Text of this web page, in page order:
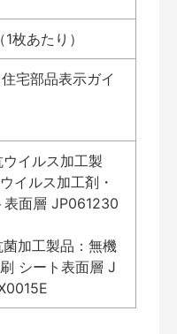
枚あたり）
部品表示ガイ
イルス加工製
イルス加工剤・
表面層 JP061230
加工製品：無機
シート表面層 J